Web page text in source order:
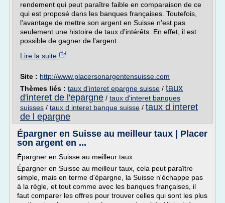
rendement qui peut paraître faible en comparaison de ce
qui est proposé dans les banques françaises. Toutefois,
l'avantage de mettre son argent en Suisse n'est pas
seulement une histoire de taux d'intérêts. En effet, il est
possible de gagner de l'argent...
Lire la suite
Site : http://www.placersonargentensuisse.com
Thèmes liés : taux d'interet epargne suisse / taux
d'interet de l'epargne / taux d'interet banques
suisses / taux d interet banque suisse / taux d interet
de l epargne
Épargner en Suisse au meilleur taux | Placer
son argent en ...
Épargner en Suisse au meilleur taux
Épargner en Suisse au meilleur taux, cela peut paraître
simple, mais en terme d'épargne, la Suisse n'échappe pas
à la règle, et tout comme avec les banques françaises, il
faut comparer les offres pour trouver celles qui sont les plus